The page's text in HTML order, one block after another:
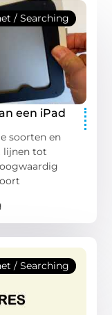
/ Searching
een iPad
soorten en
lijnen tot
/ Searching